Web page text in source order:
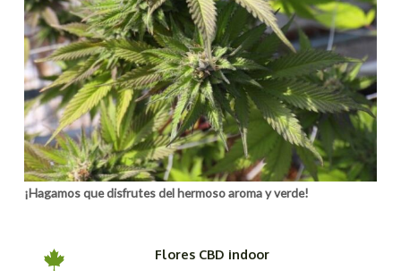
¡Hagamos que disfrutes del hermoso aroma y verde!
Flores CBD indoor